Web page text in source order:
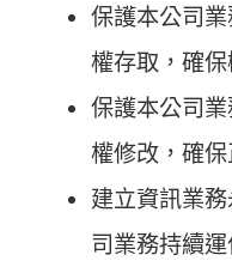
保護本公司
權存取，確保
保護本公司
權修改，確保
建立資訊業
司業務持續